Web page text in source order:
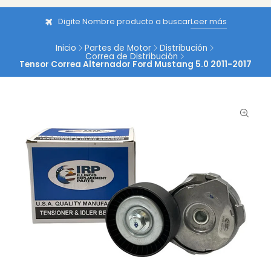
Digite Nombre producto a buscarLeer más
Inicio Partes de Motor Distribución
Correa de Distribución
Tensor Correa Alternador Ford Mustang 5.0 2011-2017